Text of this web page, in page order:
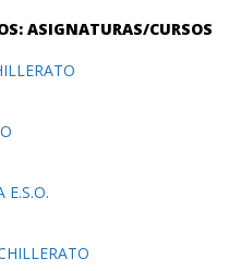
ASIGNATURAS/CURSOS
E.S.O.